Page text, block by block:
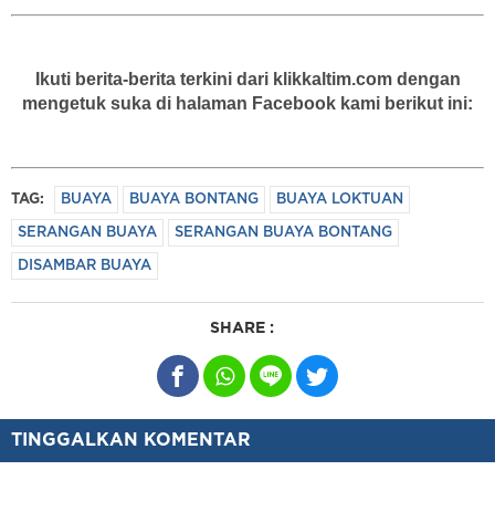
Ikuti berita-berita terkini dari klikkaltim.com dengan
mengetuk suka di halaman Facebook kami berikut ini:
TAG: BUAYA BUAYA BONTANG BUAYA LOKTUAN
SERANGAN BUAYA SERANGAN BUAYA BONTANG
DISAMBAR BUAYA
SHARE :
TINGGALKAN KOMENTAR